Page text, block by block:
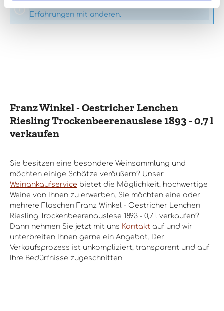
Erfahrungen mit anderen.
Franz Winkel - Oestricher Lenchen
Riesling Trockenbeerenauslese 1893 - 0,7 l
verkaufen
Sie besitzen eine besondere Weinsammlung und
möchten einige Schätze veräußern? Unser
Weinankaufservice bietet die Möglichkeit, hochwertige
Weine von Ihnen zu erwerben. Sie möchten eine oder
mehrere Flaschen Franz Winkel - Oestricher Lenchen
Riesling Trockenbeerenauslese 1893 - 0,7 l verkaufen?
Dann nehmen Sie jetzt mit uns Kontakt auf und wir
unterbreiten Ihnen gerne ein Angebot. Der
Verkaufsprozess ist unkompliziert, transparent und auf
Ihre Bedürfnisse zugeschnitten.